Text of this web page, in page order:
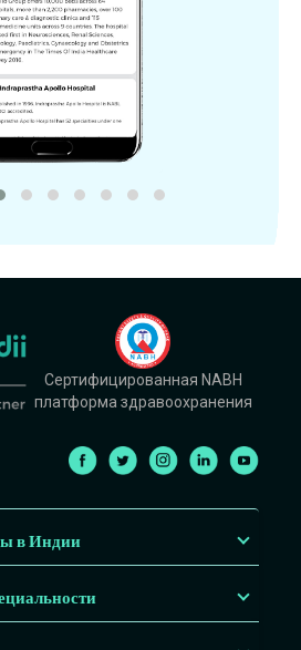
Сертифицированная NABH
платформа здравоохранения
в Индии